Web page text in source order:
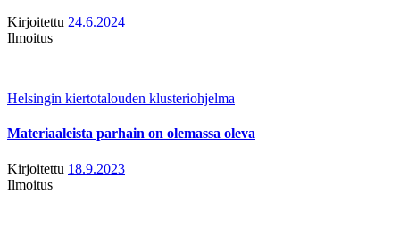
Kirjoitettu 24.6.2024
Ilmoitus
Helsingin kiertotalouden klusteriohjelma
Materiaaleista parhain on olemassa oleva
Kirjoitettu 18.9.2023
Ilmoitus